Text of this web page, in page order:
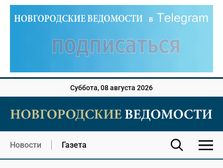
Суббота, 08 августа 2026
Новости Газета